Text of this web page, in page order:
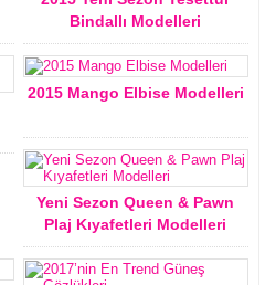
Bindallı Modelleri
2015 Mango Elbise Modelleri
Yeni Sezon Queen & Pawn
Plaj Kıyafetleri Modelleri